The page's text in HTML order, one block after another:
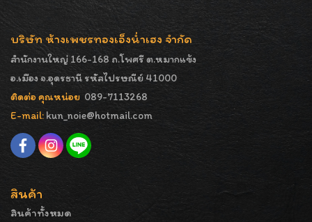
บริษัท ห้างเพชรทองเอ็งน่ำเฮง จำกัด
สำนักงานใหญ่ 166-168 ถ.โพศรี ต.หมากแข้ง
อ.เมือง จ.อุดรธานี รหัสไปรษณีย์ 41000
ติดต่อ คุณหน่อย 089-7113268
E-mail: kun_noie@hotmail.com
สินค้า
สินค้าทั้งหมด